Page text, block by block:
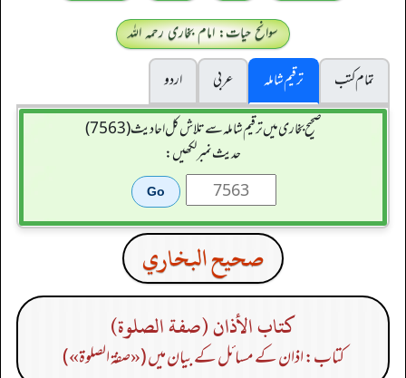
سوانح حیات: امام بخاری رحمہ اللہ
تمام کتب
ترقیم شاملہ عربی
اردو
صحیح بخاری میں ترقیم شاملہ سے تلاش کل احادیث (7563)
حدیث نمبر لکھیں:
صحيح البخاري
كتاب الأذان (صفة الصلوة)
کتاب: اذان کے مسائل کے بیان میں («صفة الصلوة»)